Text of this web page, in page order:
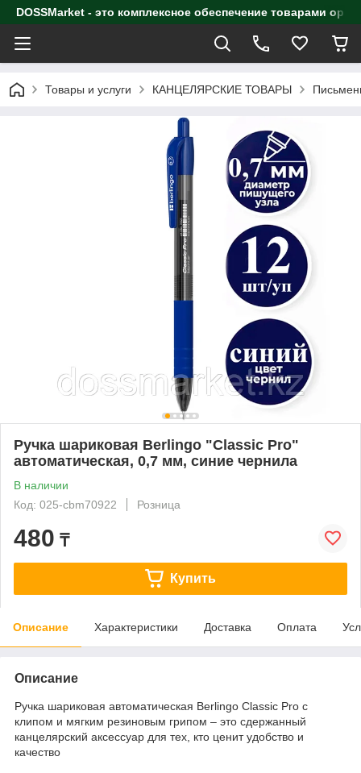
DOSSMarket - это комплексное обеспечение товарами
Товары и услуги КАНЦЕЛЯРСКИЕ ТОВАРЫ
Ручка шариковая Berlingo "Classic Pro"
автоматическая, 0,7 мм, синие чернила
В наличии
Код: 025-cbm70922
Розница
480 ₸
Купить
Описание Характеристики Доставка Оплата
Описание
Ручка шариковая автоматическая Berlingo Classic Pro с
клипом и мягким резиновым грипом – это сдержанный
канцелярский аксессуар для тех, кто ценит удобство и
качество